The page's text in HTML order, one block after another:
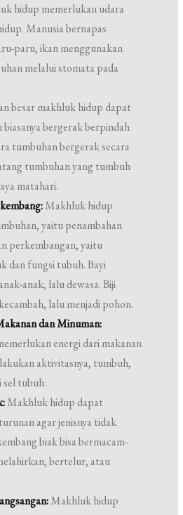
hidup memerlukan udara
Manusia bernapas
paru, ikan menggunakan
melalui stomata pada
besar makhluk hidup dapat
bergerak berpindah
tumbuhan bergerak secara
tumbuhan yang tumbuh
matahari.
Makhluk hidup
yaitu penambahan
perkembangan, yaitu
dan fungsi tubuh. Bayi
anak, lalu dewasa. Biji
lalu menjadi pohon.
dan Minuman:
energi dari makanan
aktivitasnya, tumbuh,
sel tubuh.
Makhluk hidup dapat
agar jenisnya tidak
biak bisa bermacam-
bertelur, atau
Makhluk hidup